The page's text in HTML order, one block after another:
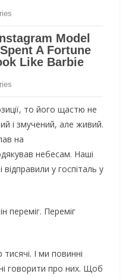
то його щастю не
і змучений, але живий.
на
небесам. Наші
відправили у госпіталь у
переміг. Переміг
І ми повинні
говорити про них. Щоб